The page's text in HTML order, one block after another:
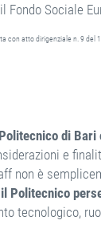
Fondo Sociale
atto dirigenziale n. 9
di
e
non è
Politecnico
tecnologico,